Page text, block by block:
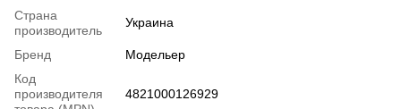
Страна
производитель
Украина
Бренд
Модельер
Код
производителя
4821000126929